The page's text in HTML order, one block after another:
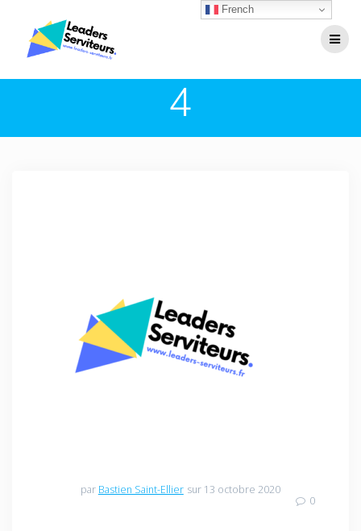
Passer
4
par Bastien Saint-Ellier sur 13 octobre 2020
0
French